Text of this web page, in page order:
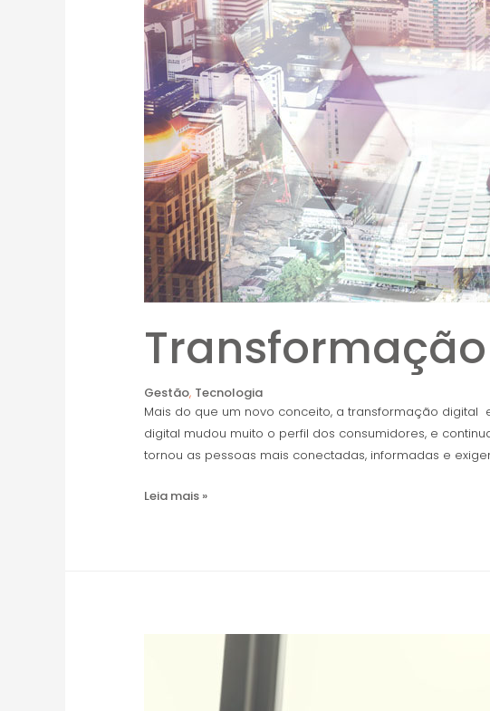
Gestão, Tecnologia
Mais do que um novo conceito, a transformação
digital mudou muito o perfil dos consumidores, e
tornou as pessoas mais conectadas, informadas e
Leia mais »